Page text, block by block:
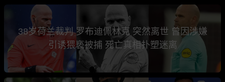
38岁荷兰裁判 罗布迪佩林克 突然离世 曾因涉嫌
引诱猥亵被捕 死亡真相扑塑迷离